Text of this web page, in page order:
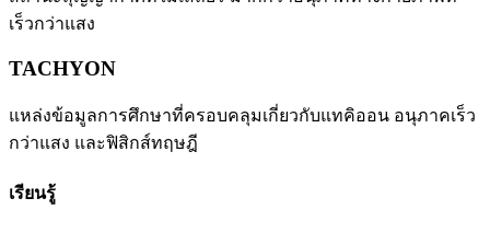
เร็วกว่าแสง
TACHYON
แหล่งข้อมูลการศึกษาที่ครอบคลุมเกี่ยวกับแทคิออน อนุภาคเร็ว
กว่าแสง และฟิสิกส์ทฤษฎี
เรียนรู้